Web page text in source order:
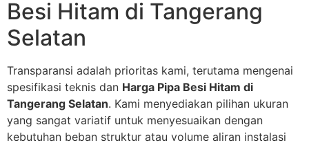
Besi Hitam di Tangerang
Selatan
Transparansi adalah prioritas kami, terutama mengenai
spesifikasi teknis dan Harga Pipa Besi Hitam di
Tangerang Selatan. Kami menyediakan pilihan ukuran
yang sangat variatif untuk menyesuaikan dengan
kebutuhan beban struktur atau volume aliran instalasi